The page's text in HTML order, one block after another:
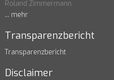
Roland Zimmermann
... mehr
Transparenzbericht
Transparenzbericht
Disclaimer